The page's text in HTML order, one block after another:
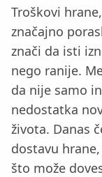
Troškovi
značajno
znači da isti
nego ranije.
da nije samo
nedostatka
života. Danas
dostavu
što može